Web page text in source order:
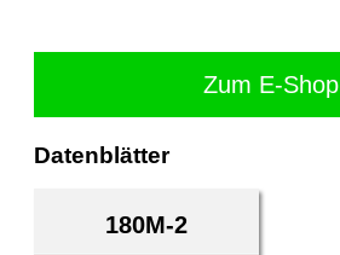
Zum E-Shop
Datenblätter
180M-2